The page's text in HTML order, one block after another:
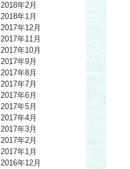
2018年2月
2018年1月
2017年12月
2017年11月
2017年10月
2017年9月
2017年8月
2017年7月
2017年6月
2017年5月
2017年4月
2017年3月
2017年2月
2017年1月
2016年12月